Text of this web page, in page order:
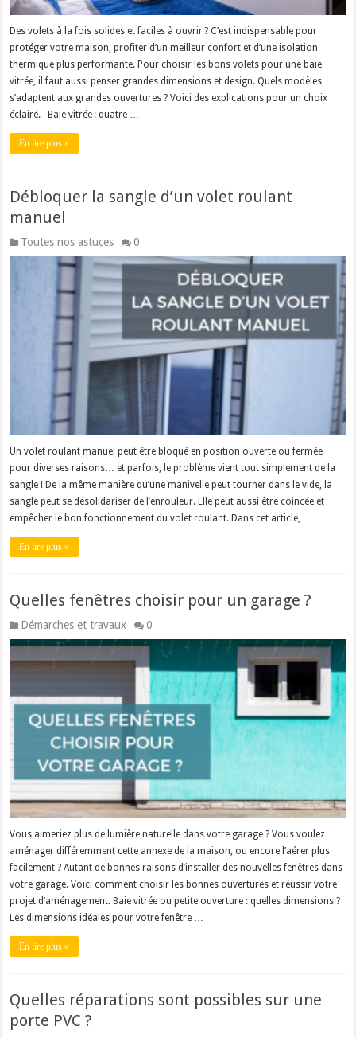
Des volets à la fois solides et faciles à ouvrir ? C’est indispensable pour
protéger votre maison, profiter d’un meilleur confort et d’une isolation
thermique plus performante. Pour choisir les bons volets pour une baie
vitrée, il faut aussi penser grandes dimensions et design. Quels modèles
s’adaptent aux grandes ouvertures ? Voici des explications pour un choix
éclairé. Baie vitrée : quatre …
En lire plus »
Débloquer la sangle d’un volet roulant
manuel
Toutes nos astuces 0
Un volet roulant manuel peut être bloqué en position ouverte ou fermée
pour diverses raisons… et parfois, le problème vient tout simplement de la
sangle ! De la même manière qu’une manivelle peut tourner dans le vide, la
sangle peut se désolidariser de l’enrouleur. Elle peut aussi être coincée et
empêcher le bon fonctionnement du volet roulant. Dans cet article, …
En lire plus »
Quelles fenêtres choisir pour un garage ?
Démarches et travaux 0
Vous aimeriez plus de lumière naturelle dans votre garage ? Vous voulez
aménager différemment cette annexe de la maison, ou encore l’aérer plus
facilement ? Autant de bonnes raisons d’installer des nouvelles fenêtres dans
votre garage. Voici comment choisir les bonnes ouvertures et réussir votre
projet d’aménagement. Baie vitrée ou petite ouverture : quelles dimensions ?
Les dimensions idéales pour votre fenêtre …
En lire plus »
Quelles réparations sont possibles sur une
porte PVC ?